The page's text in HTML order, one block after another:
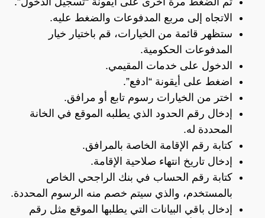
الاتجاه إلى مربع المدفوعات والضغط عليه.
ستظهر قائمة من الخيارات، قم باختيار خيار
المدفوعات الحكومية.
الدخول على خدمات المقيمي.
اضغط على أيقونة “ادفع”.
اختر من الخيارات رسوم تابع أو مرافق.
إدخال رقم الحدود الذي يطلبه الموقع في الخانة
المحددة له.
كتابة رقم الإقامة الخاصة بالمرافق.
إدخال تاريخ انتهاء صلاحية الإقامة.
كتابة رقم الحساب في بنك الراجحي الخاص
بالمستخدم، والذي سيتم خصم منه الرسوم المحددة.
إدخال باقي البيانات التي يطلبها الموقع مثل رقم